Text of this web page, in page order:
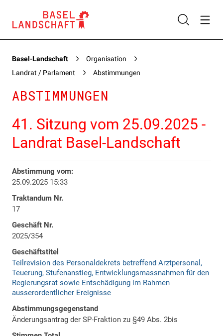
Basel-Landschaft
Organisation
Landrat / Parlament
Abstimmungen
ABSTIMMUNGEN